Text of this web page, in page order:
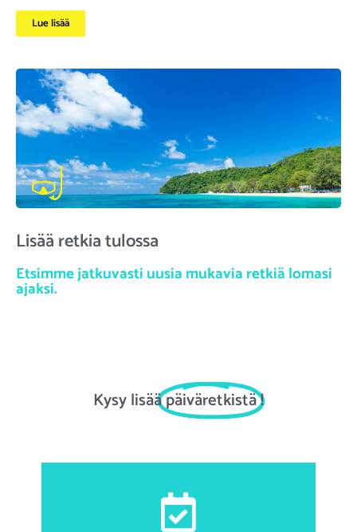
Lue lisää
Lisää retkia tulossa
Etsimme jatkuvasti uusia mukavia retkiä lomasi
ajaksi.
Kysy lisääpäiväretkistä!
Etu- ja sukunimi, sähköpostiosoite, syntymäaika,
kansalaisuus, passin numero, hotellin tiedot kuljetuksia